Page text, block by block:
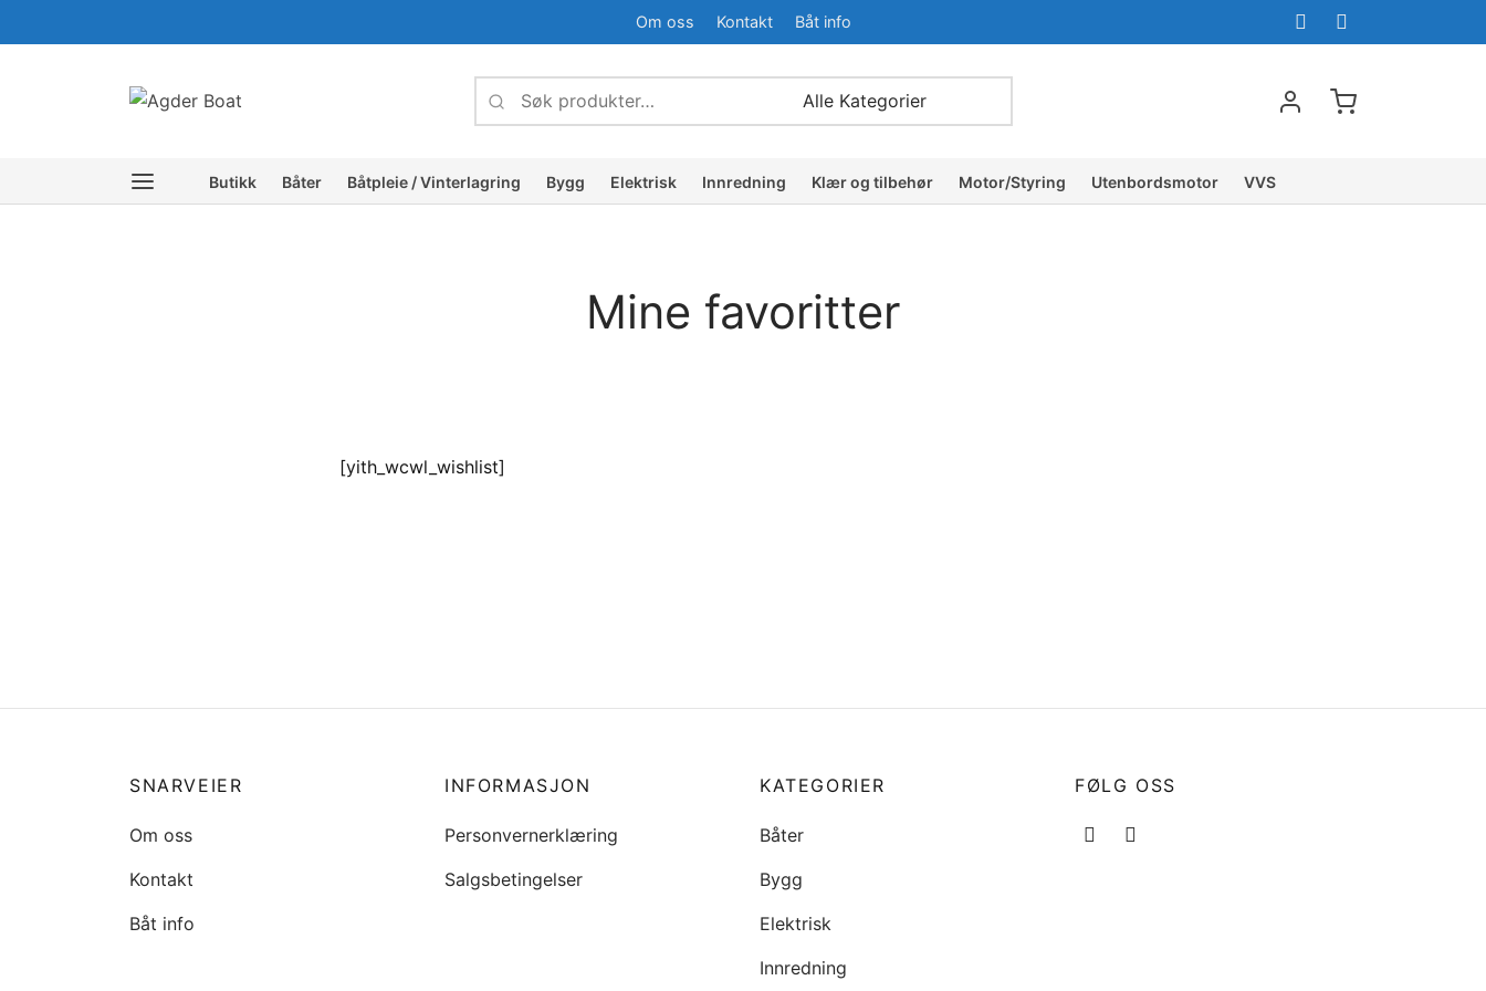
Om oss Kontakt Båt info
etter:
Narrow
category:
Butikk Båter Båtpleie / Vinterlagring Bygg Elektrisk Innredning Klær og tilbehør Motor/Styring Utenbordsmotor VVS
Mine favoritter
[yith_wcwl_wishlist]
SNARVEIER
Om oss
Kontakt
Båt info
INFORMASJON
Personvernerklæring
Salgsbetingelser
KATEGORIER
Båter
Bygg
Elektrisk
Innredning
FØLG OSS